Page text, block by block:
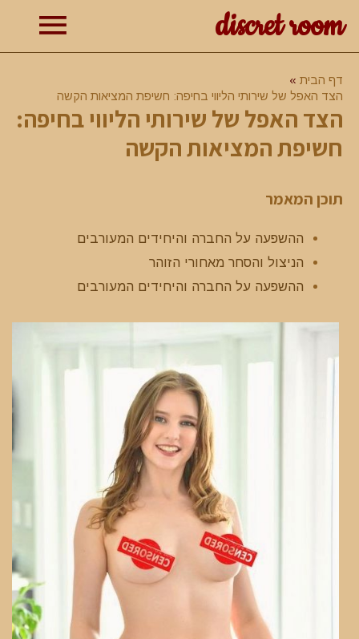
discret room
דף הבית
הצד האפל של שירותי הליווי בחיפה: חשיפת המציאות הקשה
הצד האפל של שירותי הליווי בחיפה:
חשיפת המציאות הקשה
תוכן המאמר
ההשפעה על החברה והיחידים המעורבים
הניצול והסחר מאחורי הזוהר
ההשפעה על החברה והיחידים המעורבים